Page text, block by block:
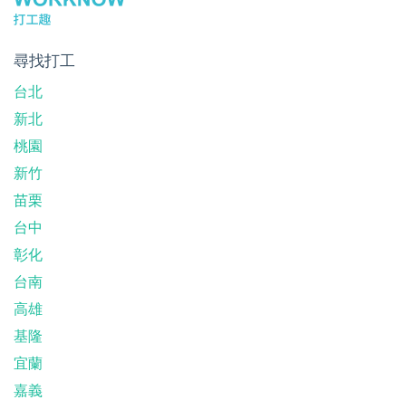
尋找打工
台北
新北
桃園
新竹
苗栗
台中
彰化
台南
高雄
基隆
宜蘭
嘉義